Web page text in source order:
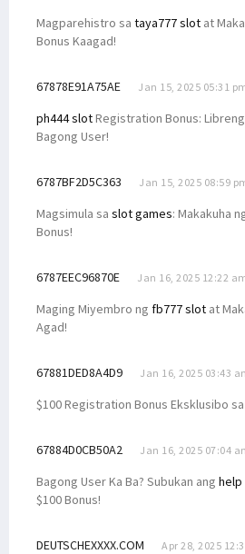
Magparehistro sa taya777 slot at
Bonus Kaagad!
67878E91A75AE Jan 15, 2025 05:31
ph444 slotRegistration Bonus:
Bagong User!
6787BF2D5C363 Jan 15, 2025 08:59
Magsimula sa slot games: Makakuha
Bonus!
6787EEC96870E Jan 16, 2025 12:22
Maging Miyembro ng fb777 slot at
Agad!
67881DED8A4D9 Jan 16, 2025 03:43
$100 Registration Bonus Eksklusibo sa
67884D0CB50A2 Jan 16, 2025 07:04
Bagong User Ka Ba? Subukan ang
$100 Bonus!
DEUTSCHEXXXX.COM Apr 28, 2025